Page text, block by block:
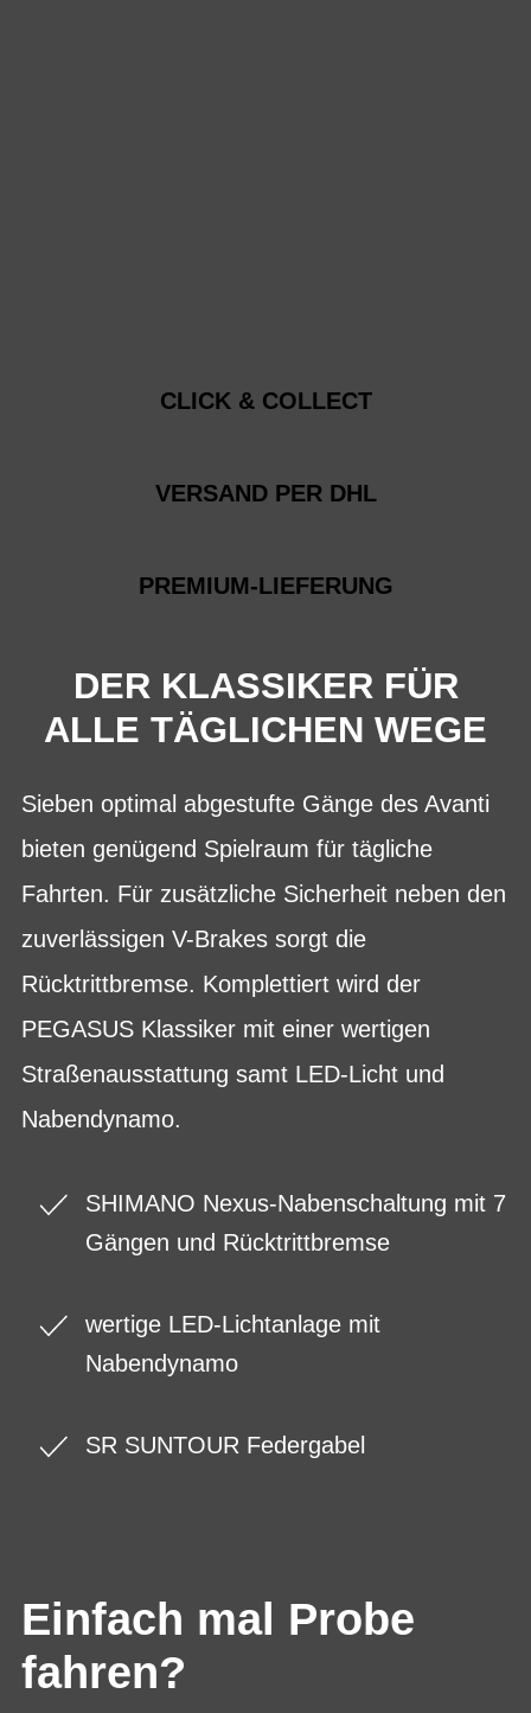
CLICK & COLLECT
VERSAND PER DHL
PREMIUM-LIEFERUNG
DER KLASSIKER FÜR
ALLE TÄGLICHEN WEGE
Sieben optimal abgestufte Gänge des Avanti
bieten genügend Spielraum für tägliche
Fahrten. Für zusätzliche Sicherheit neben den
zuverlässigen V-Brakes sorgt die
Rücktrittbremse. Komplettiert wird der
PEGASUS Klassiker mit einer wertigen
Straßenausstattung samt LED-Licht und
Nabendynamo.
SHIMANO Nexus-Nabenschaltung mit 7
Gängen und Rücktrittbremse
wertige LED-Lichtanlage mit
Nabendynamo
SR SUNTOUR Federgabel
Einfach mal Probe
fahren?